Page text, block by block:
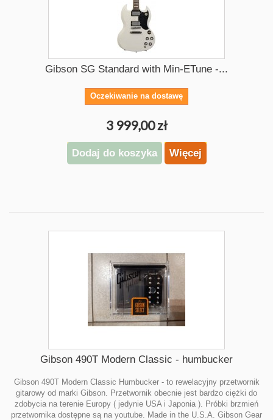
Gibson SG Standard with Min-ETune -...
Oczekiwanie na dostawę
3 999,00 zł
Dodaj do koszyka Więcej
Gibson 490T Modern Classic - humbucker
Gibson 490T Modern Classic Humbucker - to rewelacyjny przetwornik
gitarowy od marki Gibson. Przetwornik obecnie jest bardzo ciężki do
zdobycia na terenie Europy ( jedynie USA i Japonia ). Próbki brzmień
przetwornika dostępne są na youtube. Made in the U.S.A. Gibson Gear